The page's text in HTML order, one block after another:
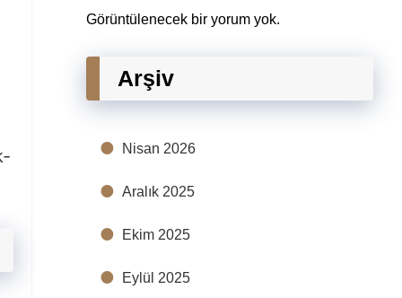
Görüntülenecek bir yorum yok.
Arşiv
Nisan 2026
Aralık 2025
Ekim 2025
Eylül 2025